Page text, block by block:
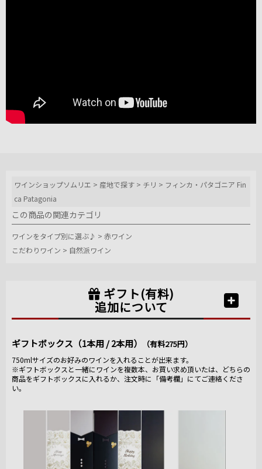
ワインショップソムリエ > 産地で探す > チリ > フィンカ・パタゴニア Fin
ca Patagonia
この商品の関連カテゴリ
ワインをタイプ別に選ぶ♪ > 赤ワイン
こだわりワイン > 自然派ワイン
ギフト(有料)
追加について
ギフトボックス（1本用 / 2本用） （有料275円）
750mlサイズのお好みのワインを入れることが出来ます。
※ギフトボックスと一緒にワインを複数本、お買い求め頂いたは、どちらの
商品をギフトボックスに入れるか、注文時に「備考欄」にてご連絡くださ
い。